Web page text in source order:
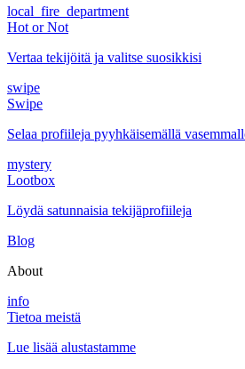
local_fire_department
Hot or Not
Vertaa tekijöitä ja valitse suosikkisi
swipe
Swipe
Selaa profiileja pyyhkäisemällä
mystery
Lootbox
Löydä satunnaisia tekijäprofiileja
Blog
About
info
Tietoa meistä
Lue lisää alustastamme